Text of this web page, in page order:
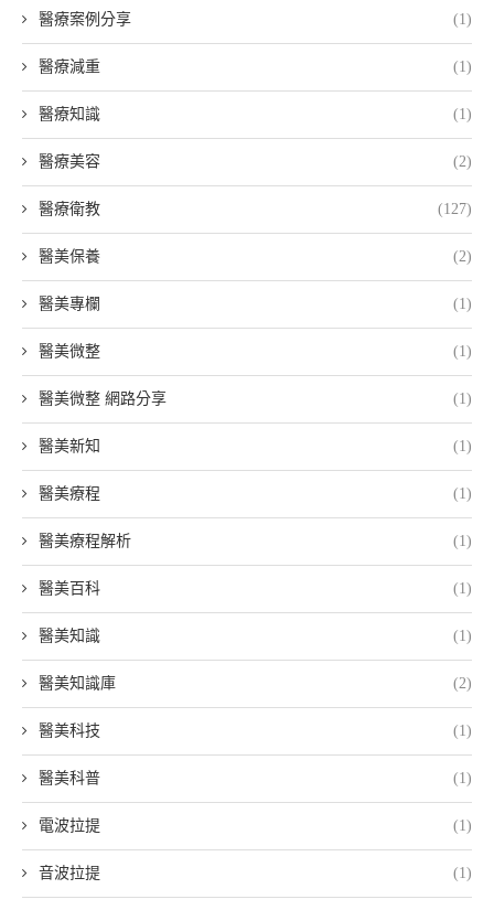
醫療案例分享 (1)
醫療減重 (1)
醫療知識 (1)
醫療美容 (2)
醫療衛教 (127)
醫美保養 (2)
醫美專欄 (1)
醫美微整 (1)
醫美微整 網路分享 (1)
醫美新知 (1)
醫美療程 (1)
醫美療程解析 (1)
醫美百科 (1)
醫美知識 (1)
醫美知識庫 (2)
醫美科技 (1)
醫美科普 (1)
電波拉提 (1)
音波拉提 (1)